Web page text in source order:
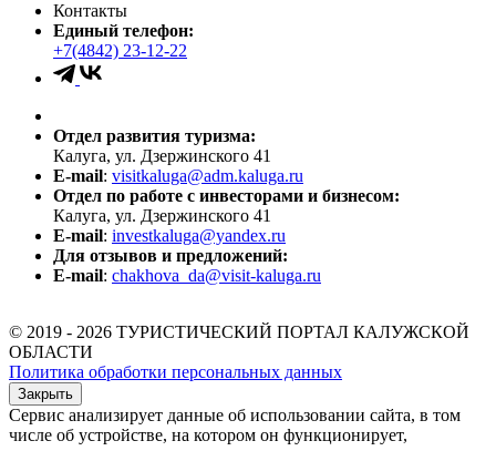
Контакты
Единый телефон:
+7(4842) 23-12-22
Отдел развития туризма:
Калуга, ул. Дзержинского 41
E-mail: visitkaluga@adm.kaluga.ru
Отдел по работе с инвесторами и бизнесом:
Калуга, ул. Дзержинского 41
E-mail: investkaluga@yandex.ru
Для отзывов и предложений:
E-mail: chakhova_da@visit-kaluga.ru
© 2019 - 2026 ТУРИСТИЧЕСКИЙ ПОРТАЛ КАЛУЖСКОЙ
ОБЛАСТИ
Политика обработки персональных данных
Закрыть
Сервис анализирует данные об использовании сайта, в том
числе об устройстве, на котором он функционирует,